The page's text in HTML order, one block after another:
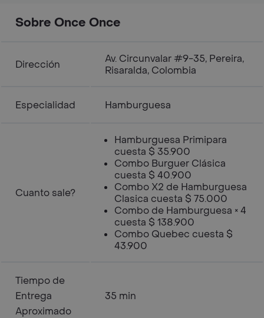
Sobre Once Once
Dirección
Av. Circunvalar #9-35, Pereira,
Risaralda, Colombia
Especialidad Hamburguesa
Cuanto sale?
Hamburguesa Primipara
cuesta $ 35.900
Combo Burguer Clásica
cuesta $ 40.900
Combo X2 de Hamburguesa
Clasica cuesta $ 75.000
Combo de Hamburguesa × 4
cuesta $ 138.900
Combo Quebec cuesta $
43.900
Tiempo de
Entrega
Aproximado
35 min